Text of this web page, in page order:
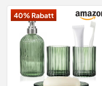
40% Rabatt